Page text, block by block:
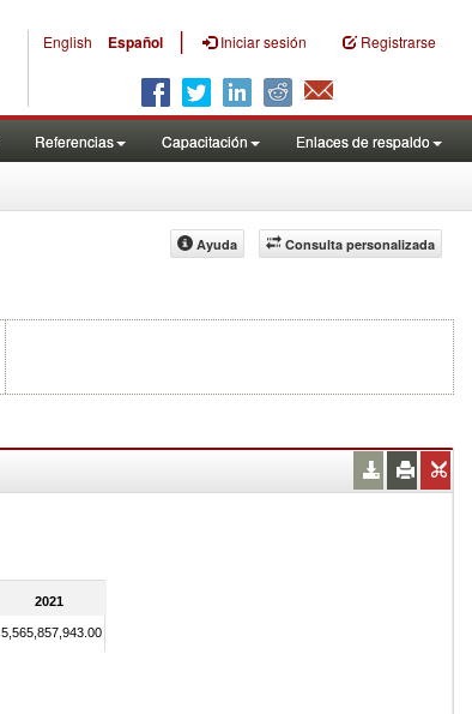
English Español | Iniciar sesión Registrarse
Referencias Capacitación Enlaces de respaldo
Consulta personalizada
Ayuda
2021
5,565,857,943.00